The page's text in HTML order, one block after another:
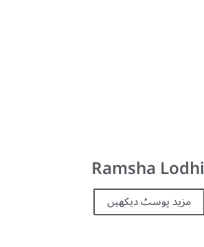
Ramsha Lodhi
مزید پوسٹ دیکھیں